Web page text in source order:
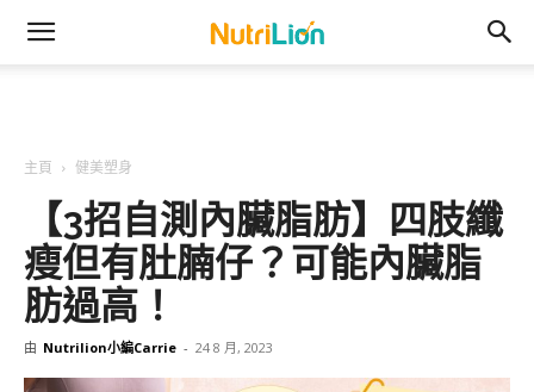
主頁 健美塑身
【3招自測內臟脂肪】四肢纖
瘦但有肚腩仔？可能內臟脂
肪過高！
由 Nutrilion小編Carrie - 24 8 月, 2023